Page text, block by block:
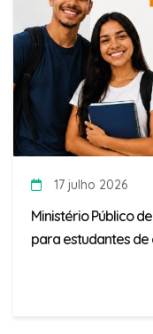
17 julho 2026
Ministério Público
para estudantes